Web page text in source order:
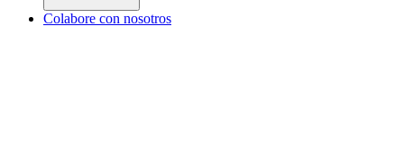
Colabore con nosotros